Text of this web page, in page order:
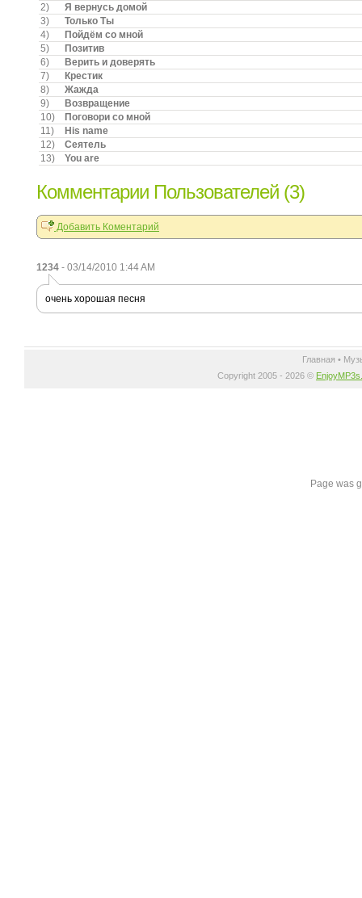
2)
Я вернусь домой
3)
Только Ты
4)
Пойдём со мной
5)
Позитив
6)
Верить и доверять
7)
Крестик
8)
Жажда
9)
Возвращение
10)
Поговори со мной
11)
His name
12)
Сеятель
13)
You are
Комментарии Пользователей (3)
Добавить Коментарий
1234 - 03/14/2010 1:44 AM
oчень хорошая песня
Главная •
Copyright 2005 - 2026 ©
Page was